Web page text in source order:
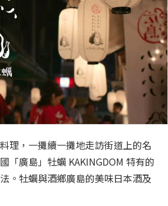
理，一攤續一攤地走訪街道上的名
「廣島」牡蠣 KAKINGDOM 特有的
。牡蠣與酒鄉廣島的美味日本酒及